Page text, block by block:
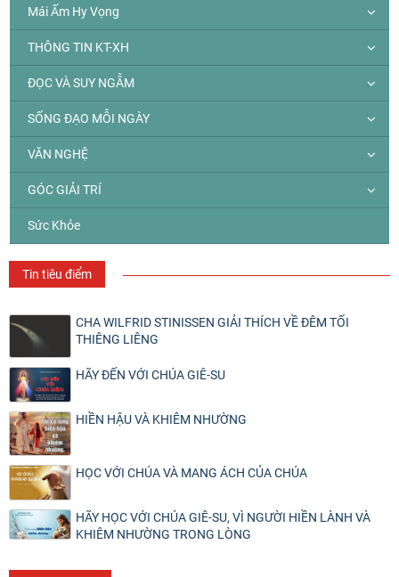
Mái Ấm Hy Vọng
THÔNG TIN KT-XH
ĐỌC VÀ SUY NGẪM
SỐNG ĐẠO MỖI NGÀY
VĂN NGHỆ
GÓC GIẢI TRÍ
Sức Khỏe
Tin tiêu điểm
CHA WILFRID STINISSEN GIẢI THÍCH VỀ ĐÊM TỐI
THIÊNG LIÊNG
HÃY ĐẾN VỚI CHÚA GIÊ-SU
HIỀN HẬU VÀ KHIÊM NHƯỜNG
HỌC VỚI CHÚA VÀ MANG ÁCH CỦA CHÚA
HÃY HỌC VỚI CHÚA GIÊ-SU, VÌ NGƯỜI HIỀN LÀNH VÀ
KHIÊM NHƯỜNG TRONG LÒNG